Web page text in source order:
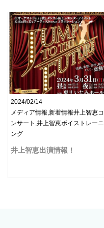
2024/02/14
メディア情報,新着情報井上智恵コ
ンサート,井上智恵ボイストレーニ
ング
井上智恵出演情報！